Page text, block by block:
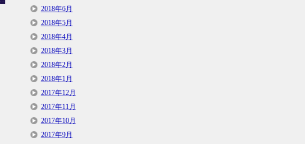
2018年6月
2018年5月
2018年4月
2018年3月
2018年2月
2018年1月
2017年12月
2017年11月
2017年10月
2017年9月